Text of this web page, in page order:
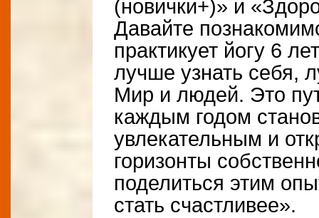
(новички+)» и
Давайте
практикует йогу 6
лучше узнать себя,
Мир и людей. Это
каждым годом
увлекательным и
горизонты
поделиться этим
стать счастливее».